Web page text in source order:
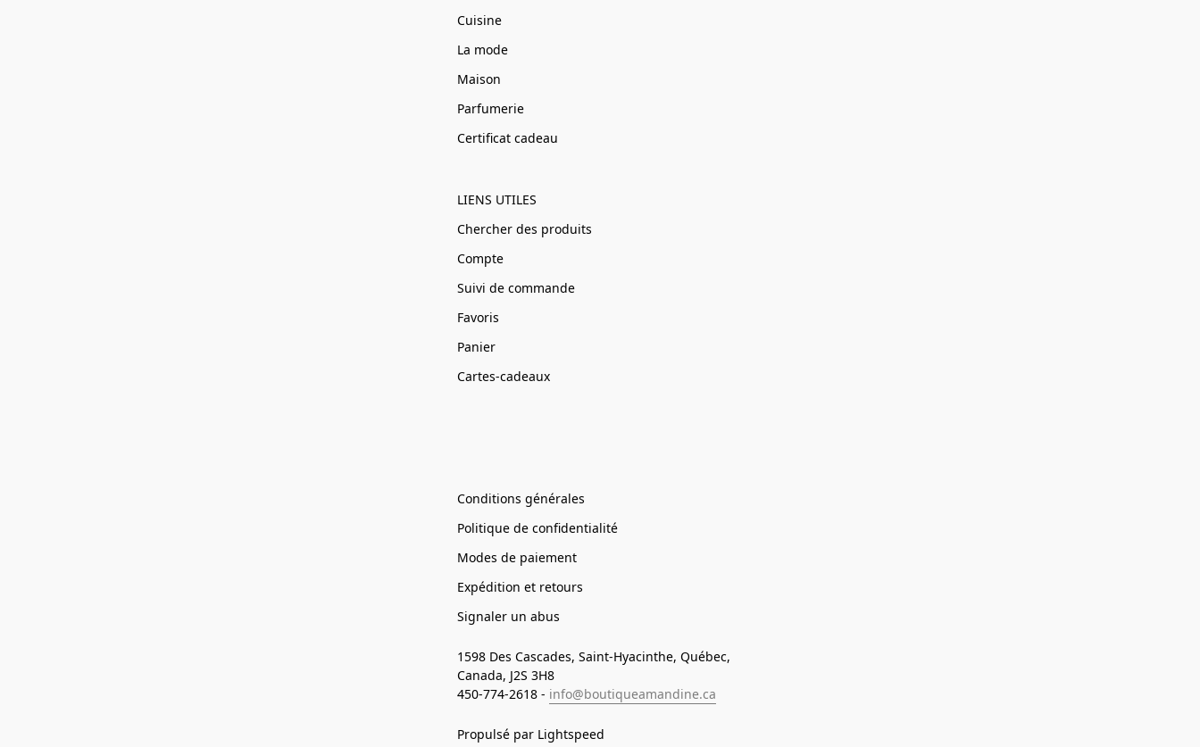
Cuisine
La mode
Maison
Parfumerie
Certificat cadeau
LIENS UTILES
Chercher des produits
Compte
Suivi de commande
Favoris
Panier
Cartes-cadeaux
Conditions générales
Politique de confidentialité
Modes de paiement
Expédition et retours
Signaler un abus
1598 Des Cascades, Saint-Hyacinthe, Québec,
Canada, J2S 3H8
450-774-2618 - info@boutiqueamandine.ca
Propulsé par Lightspeed